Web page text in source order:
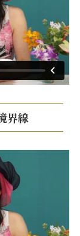
界線